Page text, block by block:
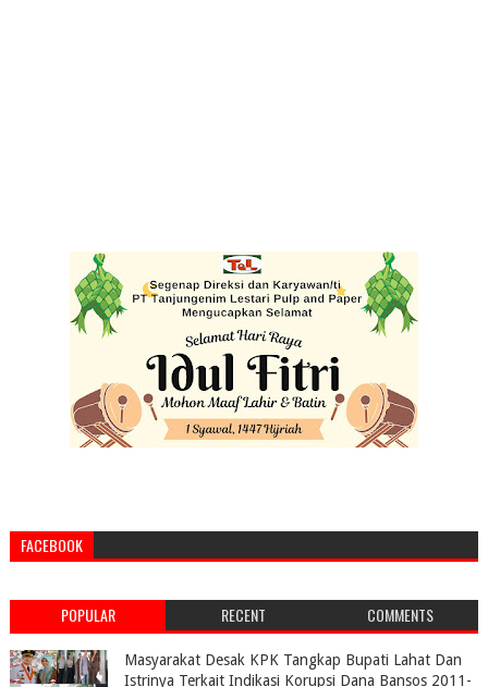
FACEBOOK
POPULAR RECENT COMMENTS
Masyarakat Desak KPK Tangkap Bupati Lahat Dan
Istrinya Terkait Indikasi Korupsi Dana Bansos 2011-